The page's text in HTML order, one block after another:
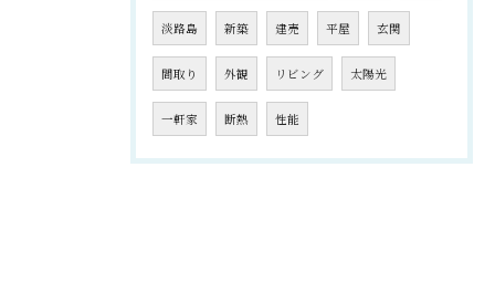
淡路島 新築 建売 平屋 玄関
間取り 外観 リビング 太陽光
一軒家 断熱 性能